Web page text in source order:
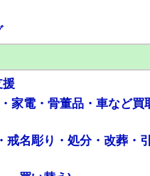
援
家電・骨董品・車など買
戒名彫り・処分・改葬・